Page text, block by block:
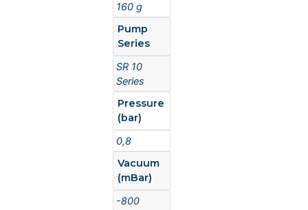
160 g
Pump
Series
SR 10
Series
Pressure
(bar)
0,8
Vacuum
(mBar)
-800